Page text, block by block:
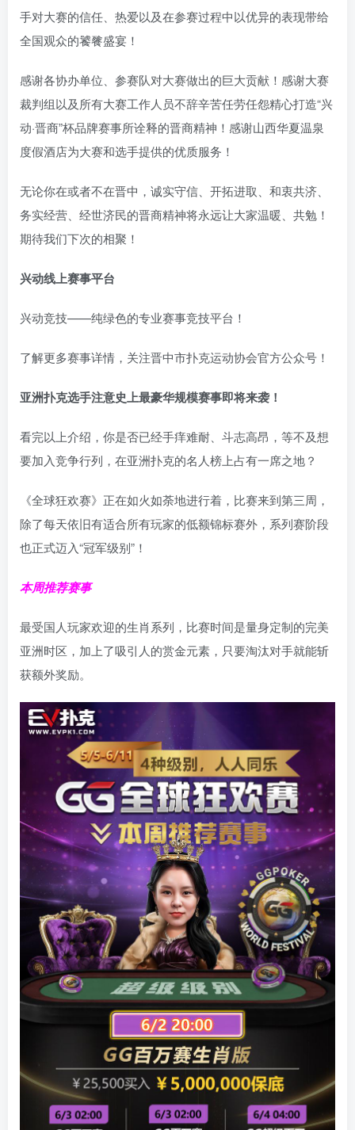
手对大赛的信任、热爱以及在参赛过程中以优异的表现带给
全国观众的饕餮盛宴！
感谢各协办单位、参赛队对大赛做出的巨大贡献！感谢大赛
裁判组以及所有大赛工作人员不辞辛苦任劳任怨精心打造“兴
动·晋商”杯品牌赛事所诠释的晋商精神！感谢山西华夏温泉
度假酒店为大赛和选手提供的优质服务！
无论你在或者不在晋中，诚实守信、开拓进取、和衷共济、
务实经营、经世济民的晋商精神将永远让大家温暖、共勉！
期待我们下次的相聚！
兴动线上赛事平台
兴动竞技——纯绿色的专业赛事竞技平台！
了解更多赛事详情，关注晋中市扑克运动协会官方公众号！
亚洲扑克选手注意史上最豪华规模赛事即将来袭！
看完以上介绍，你是否已经手痒难耐、斗志高昂，等不及想
要加入竞争行列，在亚洲扑克的名人榜上占有一席之地？
《全球狂欢赛》正在如火如荼地进行着，比赛来到第三周，
除了每天依旧有适合所有玩家的低额锦标赛外，系列赛阶段
也正式迈入“冠军级别”！
本周推荐赛事
最受国人玩家欢迎的生肖系列，比赛时间是量身定制的完美
亚洲时区，加上了吸引人的赏金元素，只要淘汰对手就能斩
获额外奖励。